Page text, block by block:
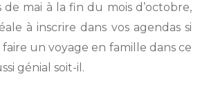
mai à la fin du mois d’octobre,
à inscrire dans vos agendas si
un voyage en famille dans ce
génial soit-il.